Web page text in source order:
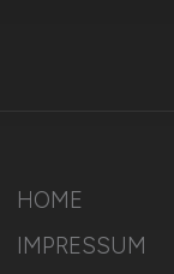
HOME
IMPRESSUM